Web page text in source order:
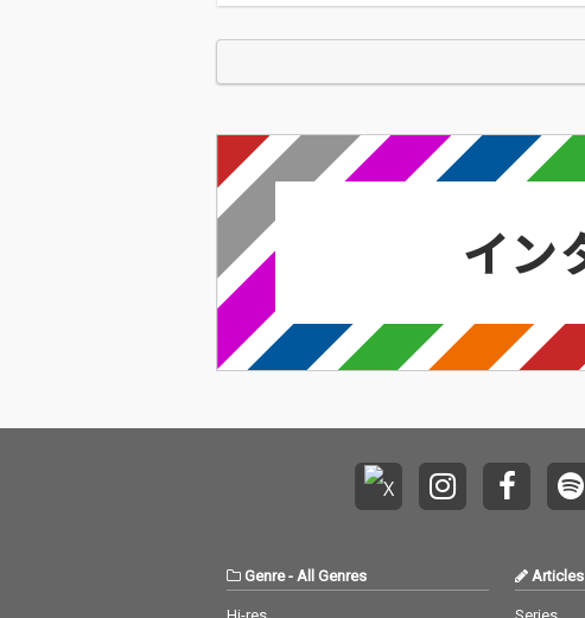
を選びレヴューするコーナー。今回の更新は、OT
Genre- All Genres Articles